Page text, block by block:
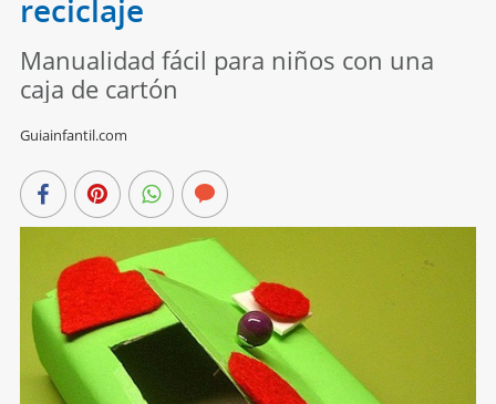
reciclaje
Manualidad fácil para niños con una
caja de cartón
Guiainfantil.com